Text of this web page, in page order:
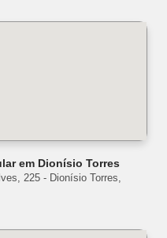
em Dionísio Torres
225 - Dionísio Torres,